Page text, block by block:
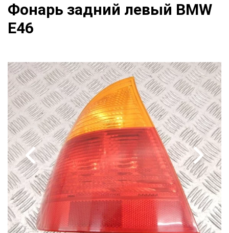
Фонарь задний левый BMW
E46